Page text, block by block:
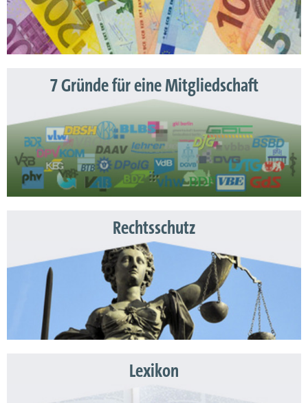
7 Gründe für eine Mitgliedschaft
Rechtsschutz
Lexikon